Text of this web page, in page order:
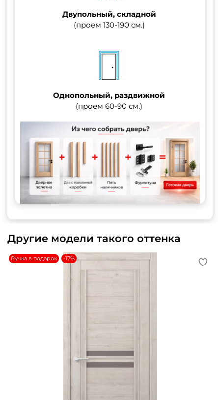
Двупольный, складной
(проем 130-190 см.)
Однопольный, раздвижной
(проем 60-90 см.)
Другие модели такого оттенка
Ручка в подарок -17%